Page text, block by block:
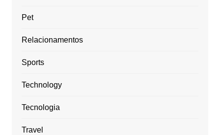
Pet
Relacionamentos
Sports
Technology
Tecnologia
Travel